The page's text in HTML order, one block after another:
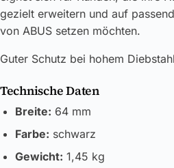
gezielt erweitern und auf
von ABUS setzen möchten.
Guter Schutz bei hohem
Technische Daten
Breite: 64 mm
Farbe: schwarz
Gewicht: 1,45 kg